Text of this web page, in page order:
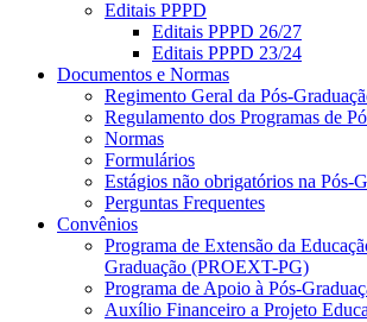
Editais PPPD
Editais PPPD 26/27
Editais PPPD 23/24
Documentos e Normas
Regimento Geral da Pós-
Regulamento dos Programas de
Normas
Formulários
Estágios não obrigatórios na Pós-
Perguntas Frequentes
Convênios
Programa de Extensão da
Graduação (PROEXT-PG)
Programa de Apoio à Pós-
Auxílio Financeiro a Projeto